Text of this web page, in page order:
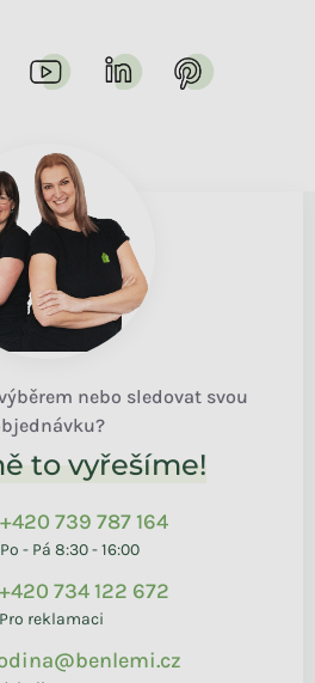
nebo sledovat svou
to vyřešíme!
+420 739 787 164
Po - Pá 8:30 - 16:00
+420 734 122 672
Pro reklamaci